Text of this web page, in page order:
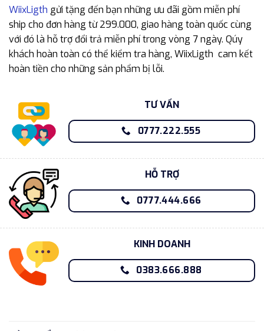
WiixLigth gửi tặng đến bạn những ưu đãi gồm miễn phí
ship cho đơn hàng từ 299.000, giao hàng toàn quốc cùng
với đó là hỗ trợ đổi trả miễn phí trong vòng 7 ngày. Qúy
khách hoàn toàn có thể kiểm tra hàng, WiixLigth cam kết
hoàn tiền cho những sản phẩm bị lỗi.
TƯ VẤN
0777.222.555
HỖ TRỢ
0777.444.666
KINH DOANH
0383.666.888